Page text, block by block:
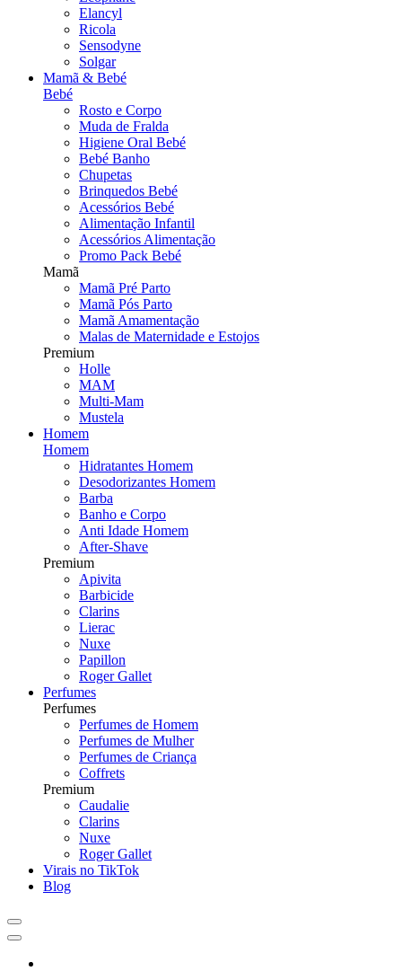
Elancyl
Ricola
Sensodyne
Solgar
Mamã & Bebé
Bebé
Rosto e Corpo
Muda de Fralda
Higiene Oral Bebé
Bebé Banho
Chupetas
Brinquedos Bebé
Acessórios Bebé
Alimentação Infantil
Acessórios Alimentação
Promo Pack Bebé
Mamã
Mamã Pré Parto
Mamã Pós Parto
Mamã Amamentação
Malas de Maternidade e Estojos
Premium
Holle
MAM
Multi-Mam
Mustela
Homem
Homem
Hidratantes Homem
Desodorizantes Homem
Barba
Banho e Corpo
Anti Idade Homem
After-Shave
Premium
Apivita
Barbicide
Clarins
Lierac
Nuxe
Papillon
Roger Gallet
Perfumes
Perfumes
Perfumes de Homem
Perfumes de Mulher
Perfumes de Criança
Coffrets
Premium
Caudalie
Clarins
Nuxe
Roger Gallet
Virais no TikTok
Blog